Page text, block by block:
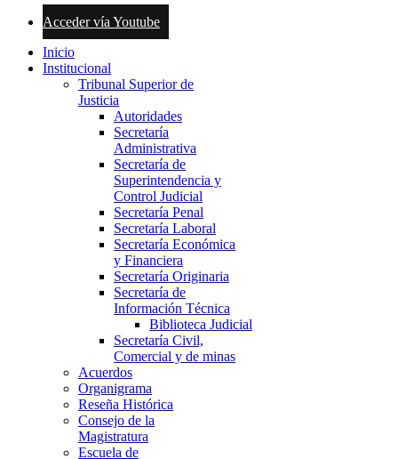
Acceder vía Youtube
Inicio
Institucional
Tribunal Superior de
Justicia
Autoridades
Secretaría
Administrativa
Secretaría de
Superintendencia y
Control Judicial
Secretaría Penal
Secretaría Laboral
Secretaría Económica
y Financiera
Secretaría Originaria
Secretaría de
Información Técnica
Biblioteca Judicial
Secretaría Civil,
Comercial y de minas
Acuerdos
Organigrama
Reseña Histórica
Consejo de la
Magistratura
Escuela de